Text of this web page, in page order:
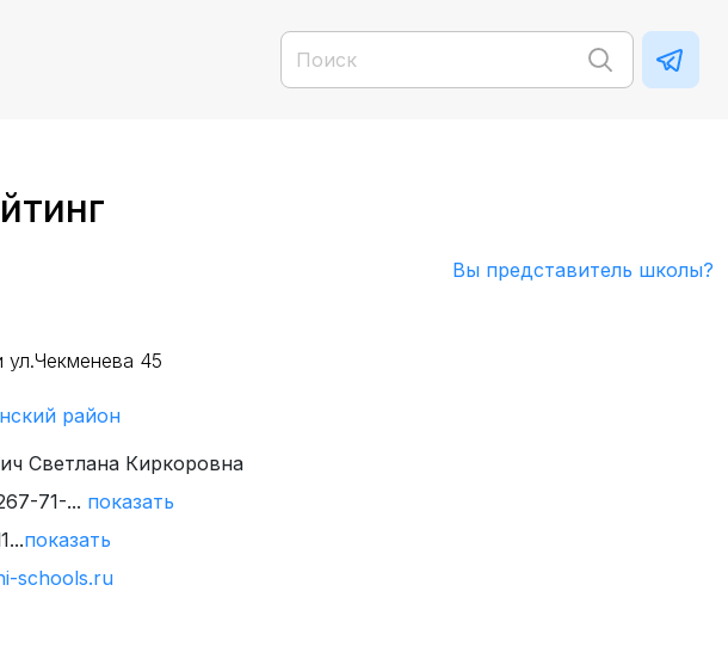
Вы представитель школы?
ул.Чекменева 45
район
Светлана Киркоровна
71-... показать
показать
schools.ru